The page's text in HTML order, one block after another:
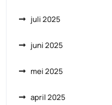
juli 2025
juni 2025
mei 2025
april 2025